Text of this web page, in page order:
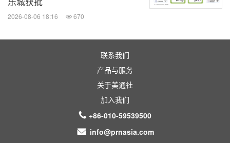
2026-08-06 18:16 670
联系我们
产品与服务
关于美通社
加入我们
+86-010-59539500
info@prnasia.com